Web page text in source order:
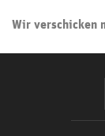
Wir verschicken